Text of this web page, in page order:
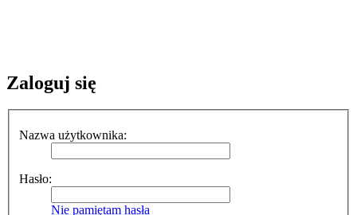
Zaloguj się
Nazwa użytkownika:
Hasło:
Nie pamiętam hasła